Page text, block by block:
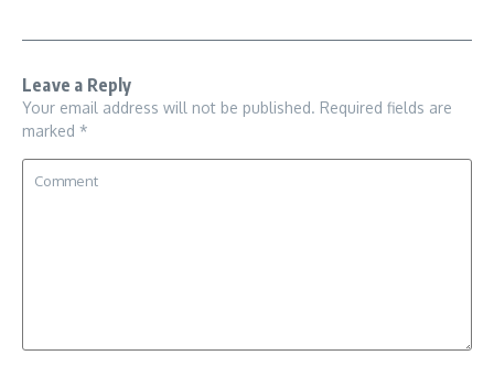
Leave a Reply
Your email address will not be published. Required fields are
marked *